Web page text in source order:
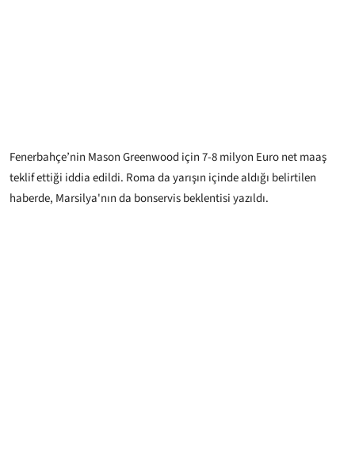
Fenerbahçe’nin Mason Greenwood için 7-8 milyon Euro net maaş
teklif ettiği iddia edildi. Roma da yarışın içinde aldığı belirtilen
haberde, Marsilya'nın da bonservis beklentisi yazıldı.